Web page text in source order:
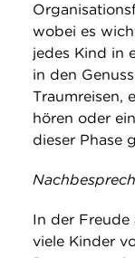
wobei es
jedes Kind in
in den
Traumreisen,
hören oder
dieser Phase
In der Freude
viele Kinder